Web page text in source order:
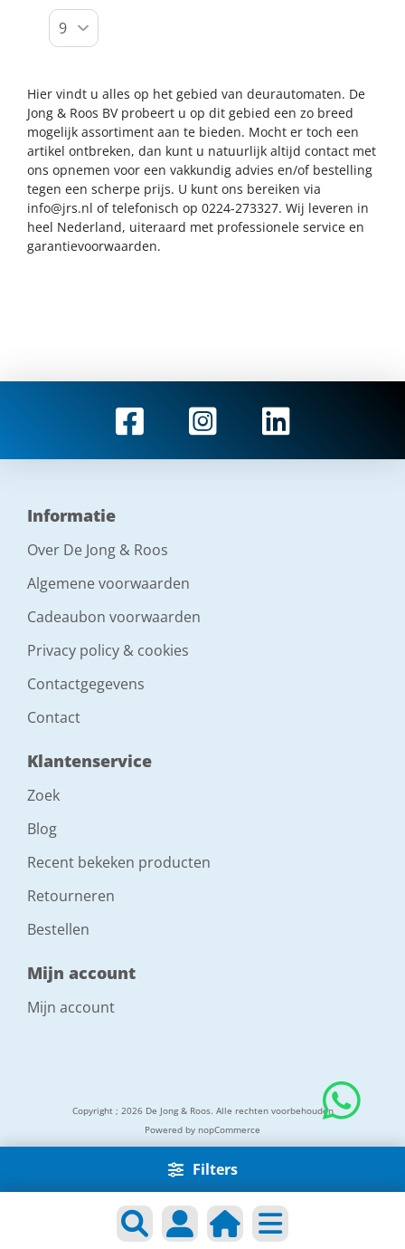
Filters
Hier vindt u alles op het gebied van deurautomaten. De
Jong & Roos BV probeert u op dit gebied een zo breed
mogelijk assortiment aan te bieden. Mocht er toch een
artikel ontbreken, dan kunt u natuurlijk altijd contact met
ons opnemen voor een vakkundig advies en/of bestelling
tegen een scherpe prijs. U kunt ons bereiken via
info@jrs.nl of telefonisch op 0224-273327. Wij leveren in
heel Nederland, uiteraard met professionele service en
garantievoorwaarden.
Informatie
Over De Jong & Roos
Algemene voorwaarden
Cadeaubon voorwaarden
Privacy policy & cookies
Contactgegevens
Contact
Klantenservice
Zoek
Blog
Recent bekeken producten
Retourneren
Bestellen
Mijn account
Mijn account
Copyright ; 2026 De Jong & Roos. Alle rechten voorbehouden
Powered by nopCommerce